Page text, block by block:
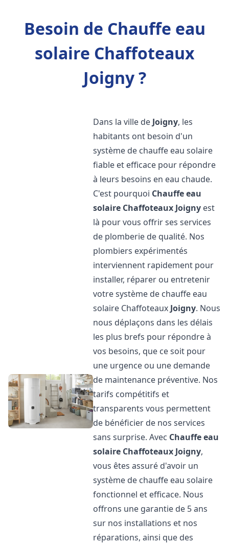
Besoin de Chauffe eau
solaire Chaffoteaux
Joigny ?
Dans la ville de Joigny, les
habitants ont besoin d'un
système de chauffe eau solaire
fiable et efficace pour répondre
à leurs besoins en eau chaude.
C'est pourquoi Chauffe eau
solaire Chaffoteaux Joigny est
là pour vous offrir ses services
de plomberie de qualité. Nos
plombiers expérimentés
interviennent rapidement pour
installer, réparer ou entretenir
votre système de chauffe eau
solaire Chaffoteaux Joigny. Nous
nous déplaçons dans les délais
les plus brefs pour répondre à
vos besoins, que ce soit pour
une urgence ou une demande
de maintenance préventive. Nos
tarifs compétitifs et
transparents vous permettent
de bénéficier de nos services
sans surprise. Avec Chauffe eau
solaire Chaffoteaux Joigny,
vous êtes assuré d'avoir un
système de chauffe eau solaire
fonctionnel et efficace. Nous
offrons une garantie de 5 ans
sur nos installations et nos
réparations, ainsi que des